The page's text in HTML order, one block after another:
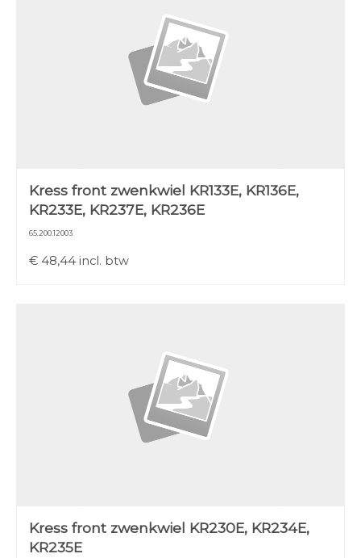
Kress front zwenkwiel KR133E, KR136E,
KR233E, KR237E, KR236E
65.200.12003
€ 48,44 incl. btw
Kress front zwenkwiel KR230E, KR234E,
KR235E